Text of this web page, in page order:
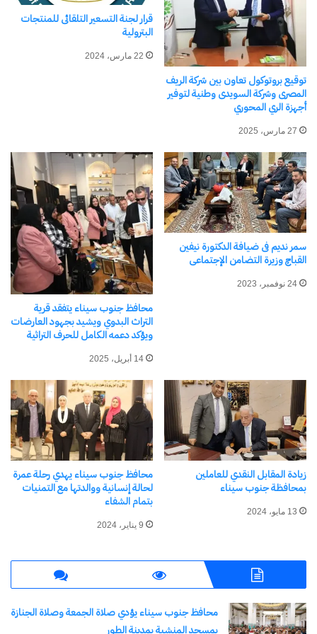
اشتراك
نسخ الرابط
توقيع بروتوكول تعاون بين شركة الريف
المصرى وشركة السويدى وطنية لتوفير
أجهزة الري المحوري
27 مارس، 2025
قرار لجنة التسعير التلقائى للمنتجات
البترولية
22 مارس، 2024
سمر نديم فى ضيافة الدكتورة نيفين
القباچ وزيرة التضامن الإجتماعى
24 نوفمبر، 2023
محافظ جنوب سيناء يتفقد قرية
التراث البدوي ويشيد بجهود العارضات
ويؤكد دعمه الكامل للحرف التراثية
14 أبريل، 2025
زيادة المقابل النقدي للعاملين
بمحافظة جنوب سيناء
13 مايو، 2024
محافظ جنوب سيناء يهدي رحلة عمرة
لحالة إنسانية ووالدتها مع التمنيات
بتمام الشفاء
9 يناير، 2024
محافظ جنوب سيناء يؤدي صلاة الجمعة وصلاة الجنازة
بمسجد المنشية بمدينة الطور